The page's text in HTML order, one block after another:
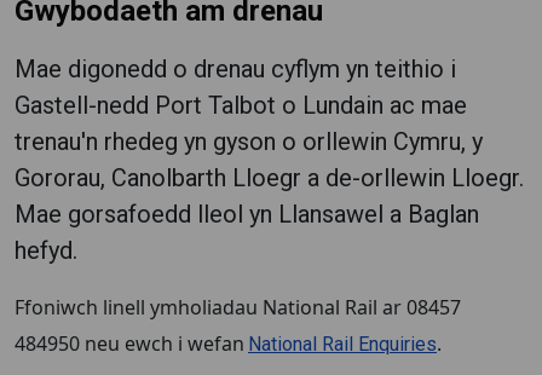
Gwybodaeth am drenau
Mae digonedd o drenau cyflym yn teithio i
Gastell-nedd Port Talbot o Lundain ac mae
trenau'n rhedeg yn gyson o orllewin Cymru, y
Gororau, Canolbarth Lloegr a de-orllewin Lloegr.
Mae gorsafoedd lleol yn Llansawel a Baglan
hefyd.
Ffoniwch linell ymholiadau National Rail ar 08457
484950 neu ewch i wefan National Rail Enquiries.